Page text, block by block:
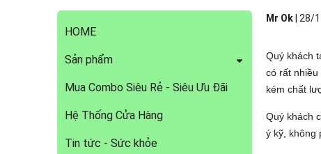
HOME
Sản phẩm
Mua Combo Siêu Rẻ - Siêu Ưu Đãi
Hệ Thống Cửa Hàng
Tin tức - Sức khỏe
Mr Ok 28/
Quý khách
có rất nhiều
kém chất
Quý khách
ý kỹ, không